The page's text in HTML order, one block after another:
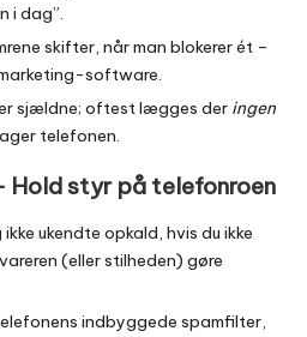
i dag”.
skifter, når man blokerer ét –
software.
sjældne; oftest lægges der ingen
telefonen.
Hold styr på telefonroen
ikke ukendte opkald, hvis du ikke
(eller stilheden) gøre
indbyggede spamfilter,